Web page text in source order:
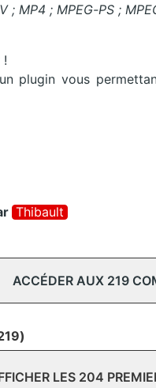
; MP4 ; MPEG-PS ;
!
plugin vous
Thibault
ACCÉDER AUX 219
LES 204